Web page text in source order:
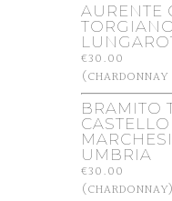
AURENTE
€30.00
BRAMITO
UMBRIA
€30.00